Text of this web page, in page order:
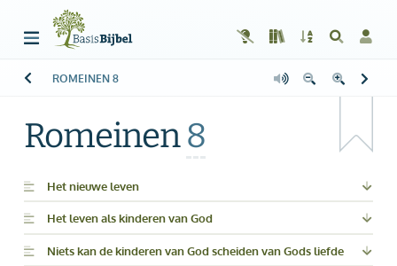
Welkom!
Start
Zoeken
Boek kiezen
ROMEINEN 8
Romeinen8
Het nieuwe leven
Het leven als kinderen van God
Niets kan de kinderen van God scheiden van Gods liefde